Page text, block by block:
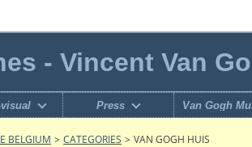
- Vincent Van
Press Van Gogh
BELGIUM > CATEGORIES > VAN GOGH HUIS